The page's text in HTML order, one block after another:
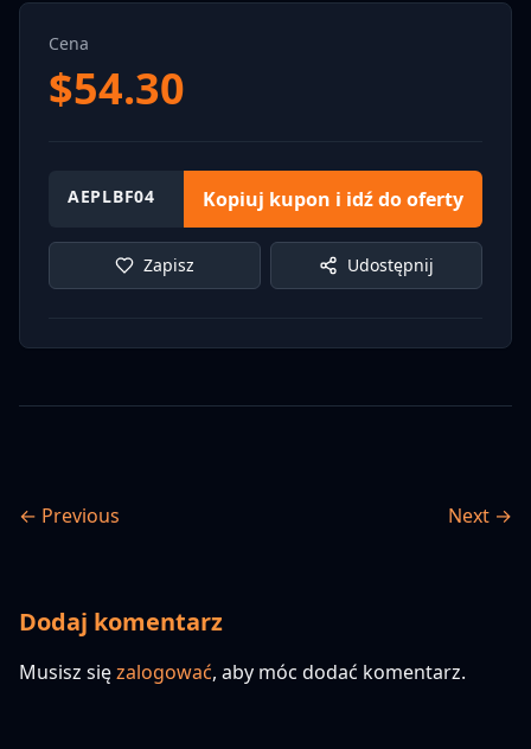
Cena
$54.30
AEPLBF04 Kopiuj kupon i idź do oferty
Zapisz Udostępnij
← Previous Next →
Dodaj komentarz
Musisz sięzalogować, aby móc dodać komentarz.